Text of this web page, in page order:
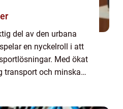
del av den urbana
en nyckelroll i att
Med ökat
transport och minskad